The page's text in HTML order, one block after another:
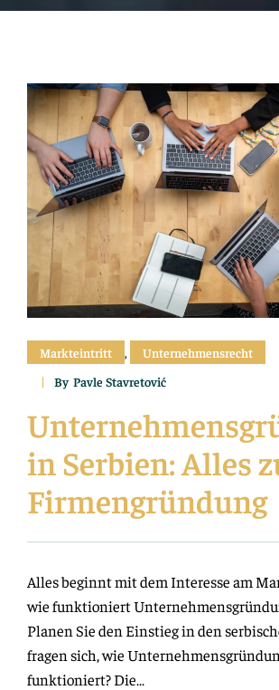
Markteintritt ,
Unternehmensrecht
By Pavle Stavretović
in Serbien: Alles
Firmengründung
Alles beginnt mit dem Interesse am
wie funktioniert
Planen Sie den Einstieg in den
fragen sich, wie
funktioniert? Die…